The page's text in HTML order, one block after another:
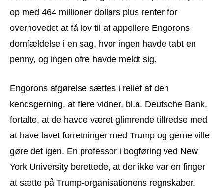
op med 464 millioner dollars plus renter for
overhovedet at få lov til at appellere Engorons
domfældelse i en sag, hvor ingen havde tabt en
penny, og ingen ofre havde meldt sig.
Engorons afgørelse sættes i relief af den
kendsgerning, at flere vidner, bl.a. Deutsche Bank,
fortalte, at de havde været glimrende tilfredse med
at have lavet forretninger med Trump og gerne ville
gøre det igen. En professor i bogføring ved New
York University berettede, at der ikke var en finger
at sætte på Trump-organisationens regnskaber.